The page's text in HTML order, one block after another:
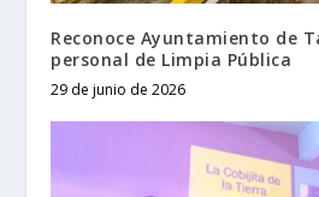
Reconoce Ayuntamiento de
personal de Limpia Pública
29 de junio de 2026